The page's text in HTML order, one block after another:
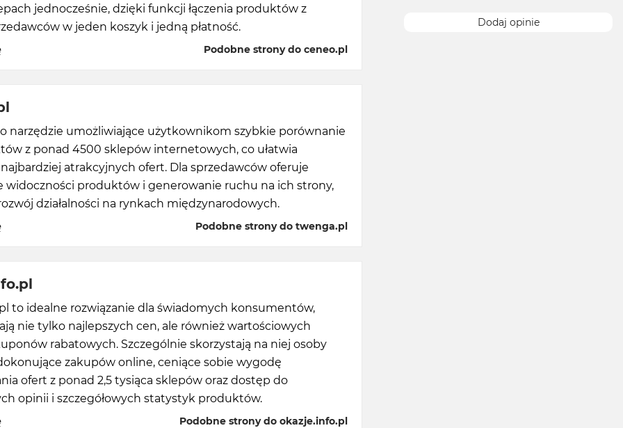
jednocześnie, dzięki funkcji łączenia produktów z
w jeden koszyk i jedną płatność.
Podobne strony do ceneo.pl
narzędzie umożliwiające użytkownikom szybkie porównanie
z ponad 4500 sklepów internetowych, co ułatwia
atrakcyjnych ofert. Dla sprzedawców oferuje
widoczności produktów i generowanie ruchu na ich strony,
działalności na rynkach międzynarodowych.
Podobne strony do twenga.pl
to idealne rozwiązanie dla świadomych konsumentów,
nie tylko najlepszych cen, ale również wartościowych
rabatowych. Szczególnie skorzystają na niej osoby
zakupów online, ceniące sobie wygodę
ofert z ponad 2,5 tysiąca sklepów oraz dostęp do
opinii i szczegółowych statystyk produktów.
Podobne strony do okazje.info.pl
Dodaj opinie